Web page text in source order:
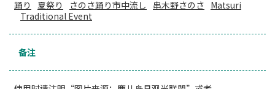
踊り 夏祭り さのさ踊り市中流し 串木野さのさ Matsuri
Traditional Event
备注